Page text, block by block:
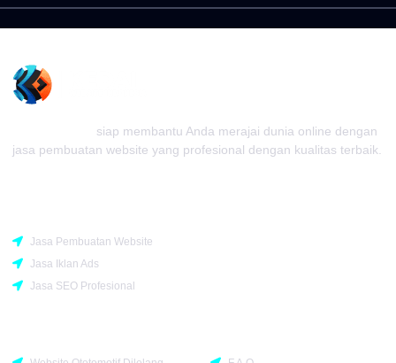
siap membantu Anda merajai dunia online dengan
jasa pembuatan website yang profesional dengan kualitas terbaik.
Jasa Pembuatan Website
Jasa Iklan Ads
Jasa SEO Profesional